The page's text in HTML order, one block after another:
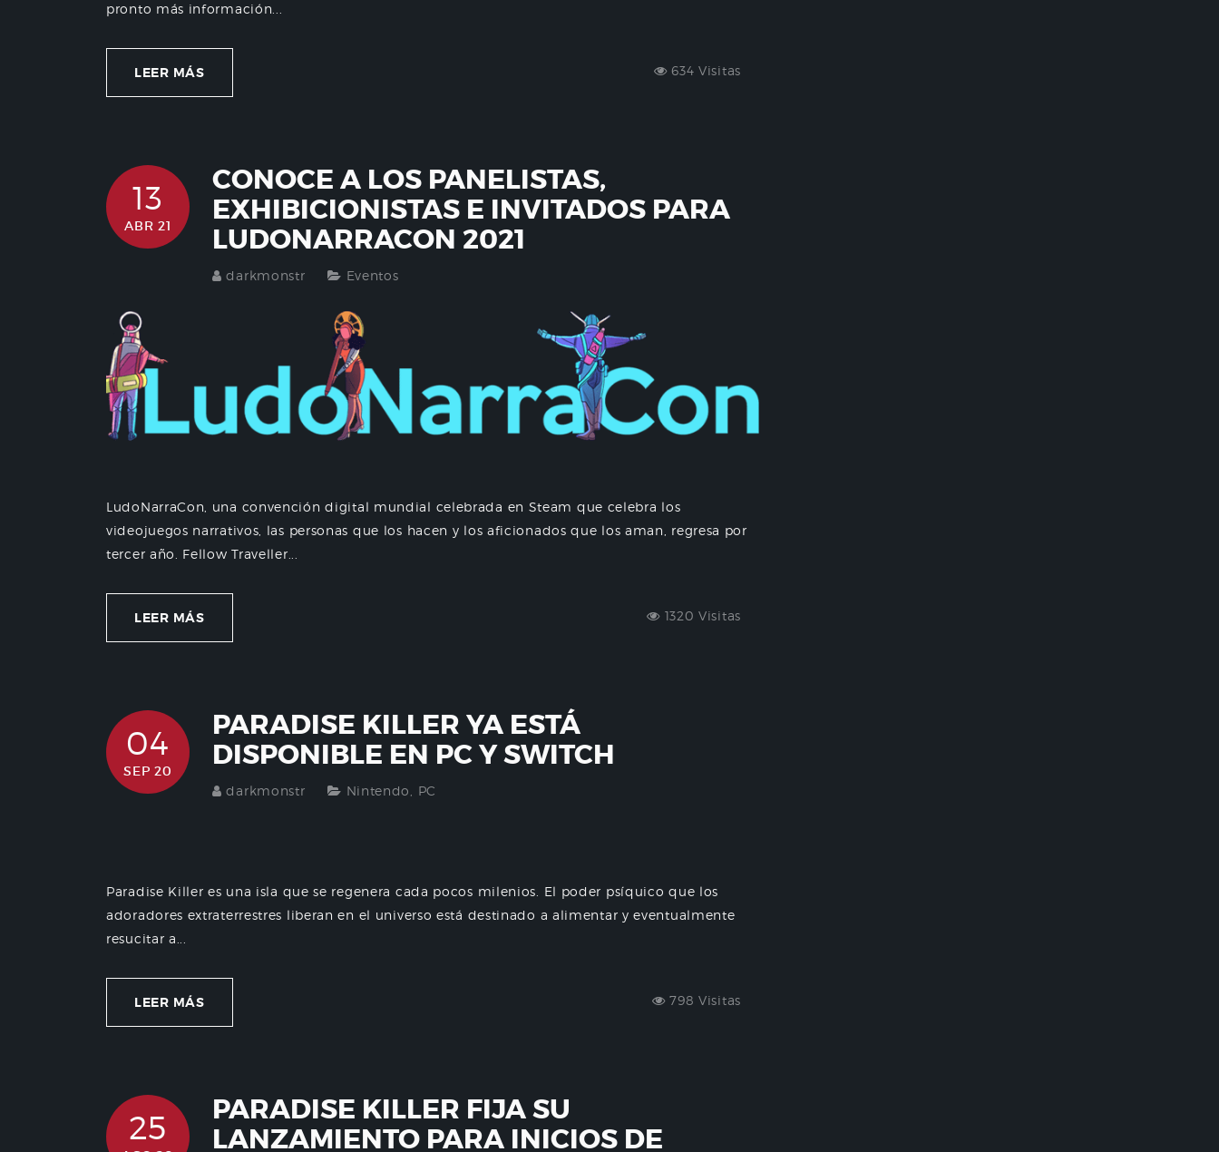
pronto más información...
LEER MÁS 634 Visitas
13
ABR 21
CONOCE A LOS PANELISTAS,
EXHIBICIONISTAS E INVITADOS PARA
LUDONARRACON 2021
darkmonstr Eventos
LudoNarraCon, una convención digital mundial celebrada en Steam que celebra los
videojuegos narrativos, las personas que los hacen y los aficionados que los aman, regresa por
tercer año. Fellow Traveller...
LEER MÁS 1320 Visitas
04
SEP 20
PARADISE KILLER YA ESTÁ
DISPONIBLE EN PC Y SWITCH
darkmonstr Nintendo PC
Paradise Killer es una isla que se regenera cada pocos milenios. El poder psíquico que los
adoradores extraterrestres liberan en el universo está destinado a alimentar y eventualmente
resucitar a...
LEER MÁS 798 Visitas
25
PARADISE KILLER FIJA SU
LANZAMIENTO PARA INICIOS DE